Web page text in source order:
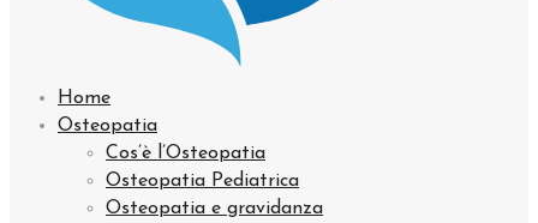
Home
Osteopatia
Cos’è l’Osteopatia
Osteopatia Pediatrica
Osteopatia e gravidanza